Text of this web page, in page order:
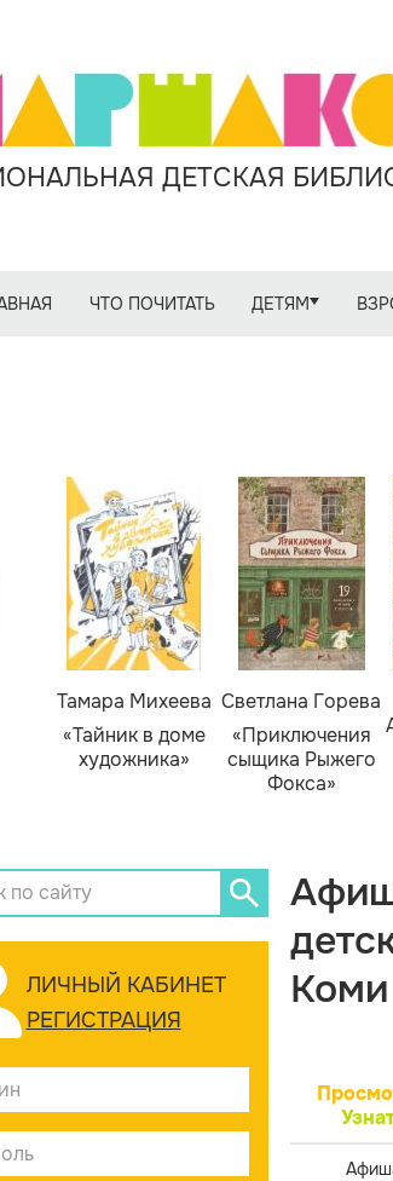
ДЕТСКАЯ
ЧТО ПОЧИТАТЬ ДЕТЯМ
Тамара Михеева
«Тайник в доме
художника»
Светлана Горева
«Приключения
сыщика Рыжего
Фокса»
ЛИЧНЫЙ КАБИНЕТ
РЕГИСТРАЦИЯ